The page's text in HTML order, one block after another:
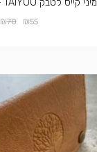
מיני קייס לטבק TAIYOO - חום - PANDA
₪55
₪70